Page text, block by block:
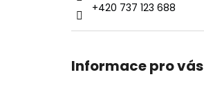
+420 737 123 688
Informace pro vás